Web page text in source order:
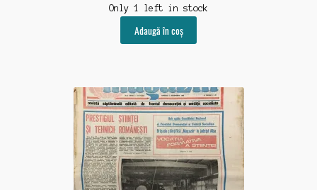
Only 1 left in stock
Adaugă în coș